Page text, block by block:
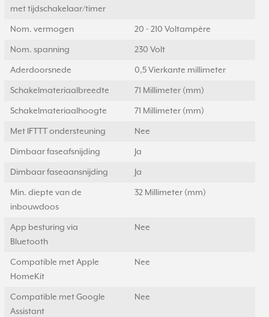
met tijdschakelaar/timer
Nom. vermogen 20 - 210 Voltampère
Nom. spanning 230 Volt
Aderdoorsnede 0,5 Vierkante millimeter
Schakelmateriaalbreedte 71 Millimeter (mm)
Schakelmateriaalhoogte 71 Millimeter (mm)
Met IFTTT ondersteuning Nee
Dimbaar faseafsnijding Ja
Dimbaar faseaansnijding Ja
Min. diepte van de
inbouwdoos
32 Millimeter (mm)
App besturing via
Bluetooth
Nee
Compatible met Apple
HomeKit
Nee
Compatible met Google
Assistant
Nee